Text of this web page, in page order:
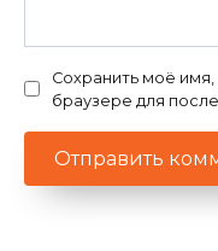
Сохранить моё
браузере для